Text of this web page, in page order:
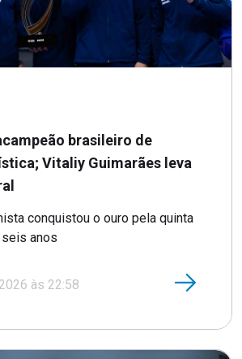
brasileiro de
Vitaliy Guimarães leva
conquistou o ouro pela quinta
anos
às 22:58